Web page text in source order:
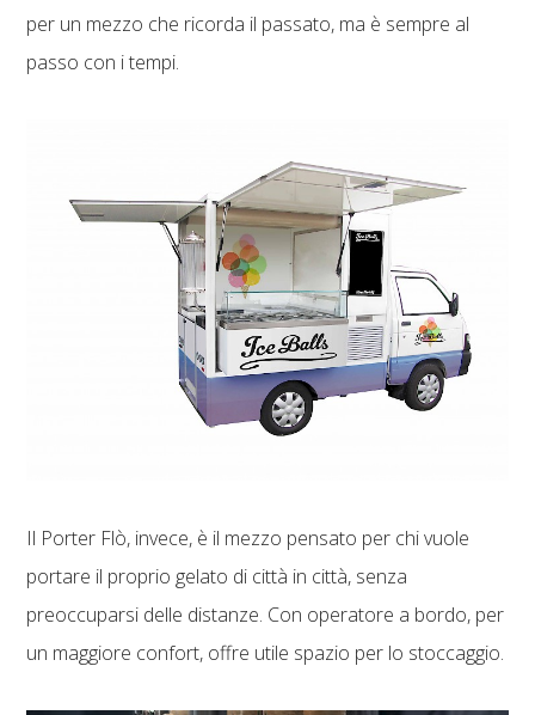
per un mezzo che ricorda il passato, ma è sempre al
passo con i tempi.
Il Porter Flò, invece, è il mezzo pensato per chi vuole
portare il proprio gelato di città in città, senza
preoccuparsi delle distanze. Con operatore a bordo, per
un maggiore confort, offre utile spazio per lo stoccaggio.